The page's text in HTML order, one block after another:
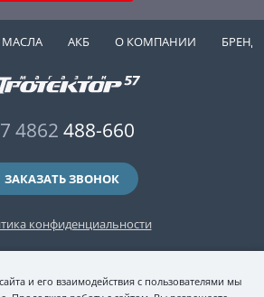
МАСЛА АКБ О КОМПАНИИ
конфиденциальности
4862 488-660
ЗАКАЗАТЬ ЗВОНОК
"Протектор 57" — автомобильные шины
диски, шиномонтаж и хранение шин.
и его взаимодействия с пользователями мы